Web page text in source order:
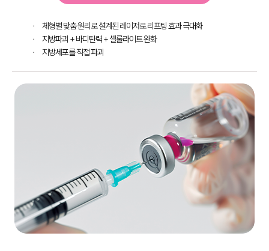
체형별 맞춤 원리로 설계된 레이저로 리프팅 효과 극대화
지방파괴 + 바디탄력 + 셀룰라이트 완화
지방세포를 직접 파괴